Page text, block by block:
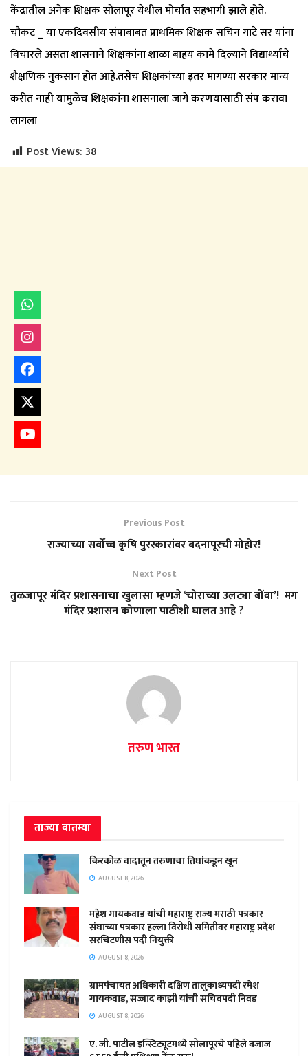
केंद्रातील अनेक शिक्षक सोलापूर येथील मोर्चात सहभागी झाले होते.
चौकट _ या एकदिवसीय संपाबाबत प्राथमिक शिक्षक सचिन गाटे सर यांना
विचारले असता शासनाने शिक्षकांना शाळा बाहय कामे दिल्याने विद्यार्थ्यांचे
शैक्षणिक नुकसान होत आहे.तसेच शिक्षकांच्या इतर मागण्या सरकार मान्य
करीत नाही यामुळेच शिक्षकांना शासनाला जागे करणयासाठी संप करावा
लागला
Post Views:38
Previous Post
राज्याच्या सर्वोच्च कृषि पुरस्कारांवर बदनापूरची मोहोर!
Next Post
तुळजापूर मंदिर प्रशासनाचा खुलासा म्हणजे ‘चोराच्या उलट्या बोंबा’! मग
मंदिर प्रशासन कोणाला पाठीशी घालत आहे ?
तरुण भारत
ताज्या बातम्या
किरकोळ वादातून तरुणाचा तिघांकडून खून
AUGUST 8, 2026
महेश गायकवाड यांची महाराष्ट्र राज्य मराठी पत्रकार
संघाच्या पत्रकार हल्ला विरोधी समितीवर महाराष्ट्र प्रदेश
सरचिटणीस पदी नियुक्ती
AUGUST 8, 2026
ग्रामपंचायत अधिकारी दक्षिण तालुकाध्यपदी रमेश
गायकवाड, सज्जाद काझी यांची सचिवपदी निवड
AUGUST 8, 2026
ए. जी. पाटील इन्स्टिट्यूटमध्ये सोलापूरचे पहिले बजाज